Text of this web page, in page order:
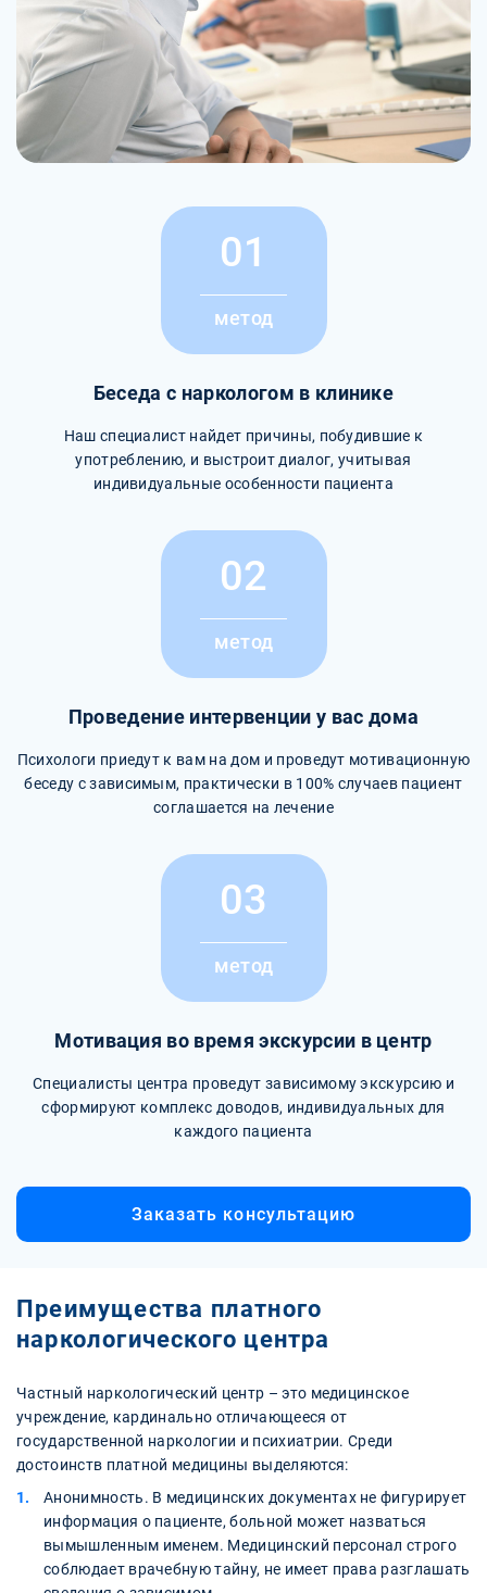
01
метод
Беседа с наркологом в клинике
Наш специалист найдет причины, побудившие к
употреблению, и выстроит диалог, учитывая
индивидуальные особенности пациента
02
метод
Проведение интервенции у вас дома
Психологи приедут к вам на дом и проведут мотивационную
беседу с зависимым, практически в 100% случаев пациент
соглашается на лечение
03
метод
Мотивация во время экскурсии в центр
Специалисты центра проведут зависимому экскурсию и
сформируют комплекс доводов, индивидуальных для
каждого пациента
Заказать консультацию
Преимущества платного
наркологического центра
Частный наркологический центр – это медицинское
учреждение, кардинально отличающееся от
государственной наркологии и психиатрии. Среди
достоинств платной медицины выделяются:
Анонимность. В медицинских документах не фигурирует
информация о пациенте, больной может назваться
вымышленным именем. Медицинский персонал строго
соблюдает врачебную тайну, не имеет права разглашать